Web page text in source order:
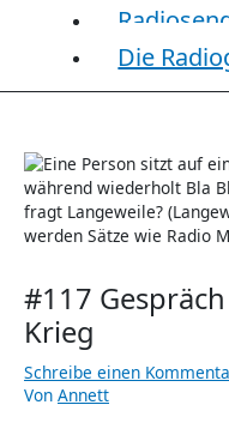
Die
#117
Krieg
Schreibe einen
Von Annett